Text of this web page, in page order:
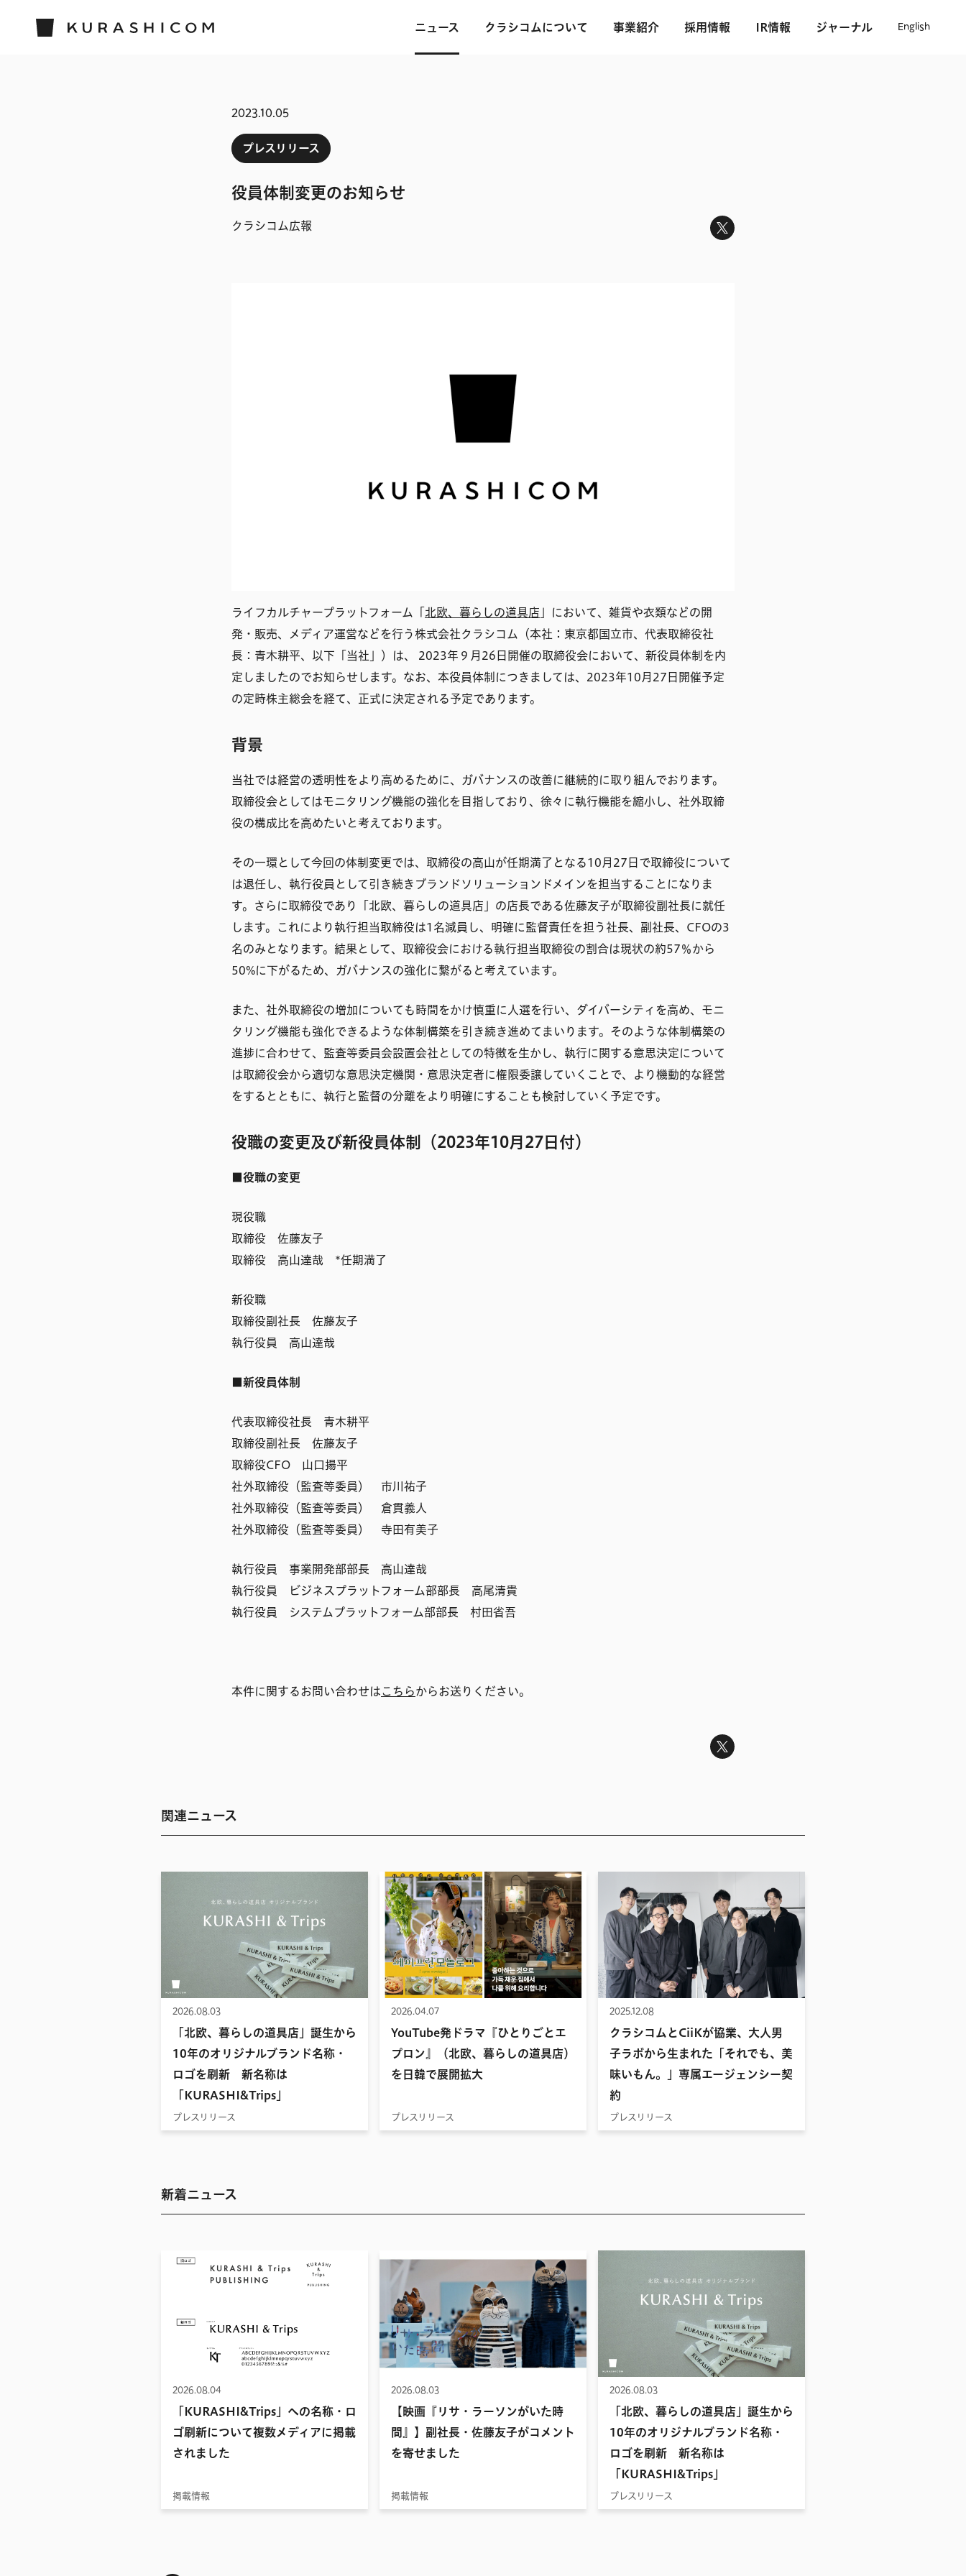
ニュース クラシコムについて 事業紹介 採用情報 IR情報 ジャーナル English
2023.10.05
プレスリリース
役員体制変更のお知らせ
クラシコム広報
ライフカルチャープラットフォーム「 北欧、暮らしの道具店 ​​」において、雑貨や衣類などの開
発・販売、メディア運営などを行う株式会社クラシコム（本社：東京都国立市、代表取締役社
長：青木耕平、以下「当社」）は、 2023年９月26日開催の取締役会において、新役員体制を内
定しましたのでお知らせします。なお、本役員体制につきましては、2023年10月27日開催予定
の定時株主総会を経て、正式に決定される予定であります。
背景
当社では経営の透明性をより高めるために、ガバナンスの改善に継続的に取り組んでおります。
取締役会としてはモニタリング機能の強化を目指しており、徐々に執行機能を縮小し、社外取締
役の構成比を高めたいと考えております。
その一環として今回の体制変更では、取締役の高山が任期満了となる10月27日で取締役について
は退任し、執行役員として引き続きブランドソリューションドメインを担当することになりま
す。さらに取締役であり「北欧、暮らしの道具店」の店長である佐藤友子が取締役副社長に就任
します。これにより執行担当取締役は1名減員し、明確に監督責任を担う社長、副社長、CFOの3
名のみとなります。結果として、取締役会における執行担当取締役の割合は現状の約57％から
50%に下がるため、ガバナンスの強化に繋がると考えています。
また、社外取締役の増加についても時間をかけ慎重に人選を行い、ダイバーシティを高め、モニ
タリング機能も強化できるような体制構築を引き続き進めてまいります。そのような体制構築の
進捗に合わせて、監査等委員会設置会社としての特徴を生かし、執行に関する意思決定について
は取締役会から適切な意思決定機関・意思決定者に権限委譲していくことで、より機動的な経営
をするとともに、執行と監督の分離をより明確にすることも検討していく予定です。
役職の変更及び新役員体制（2023年10月27日付）
■役職の変更
現役職
取締役 佐藤友子
取締役 高山達哉 *任期満了
新役職
取締役副社長 佐藤友子
執行役員 高山達哉
■新役員体制
代表取締役社長 青木耕平
取締役副社長 佐藤友子
取締役CFO 山口揚平
社外取締役（監査等委員） 市川祐子
社外取締役（監査等委員） 倉貫義人
社外取締役（監査等委員） 寺田有美子
執行役員 事業開発部部長 高山達哉
執行役員 ビジネスプラットフォーム部部長 高尾清貴
執行役員 システムプラットフォーム部部長 村田省吾
本件に関するお問い合わせはこちらからお送りください。
関連ニュース
2026.08.03
「北欧、暮らしの道具店」誕生から
10年のオリジナルブランド名称・
ロゴを刷新 新名称は
「KURASHI&Trips」
プレスリリース
2026.04.07
YouTube発ドラマ『ひとりごとエ
プロン』（北欧、暮らしの道具店）
を日韓で展開拡大
プレスリリース
2025.12.08
クラシコムとCiiKが協業、大人男
子ラボから生まれた「それでも、美
味いもん。」専属エージェンシー契
約
プレスリリース
新着ニュース
2026.08.04
「KURASHI&Trips」への名称・ロ
ゴ刷新について複数メディアに掲載
されました
掲載情報
2026.08.03
【映画『リサ・ラーソンがいた時
間』】副社長・佐藤友子がコメント
を寄せました
掲載情報
2026.08.03
「北欧、暮らしの道具店」誕生から
10年のオリジナルブランド名称・
ロゴを刷新 新名称は
「KURASHI&Trips」
プレスリリース